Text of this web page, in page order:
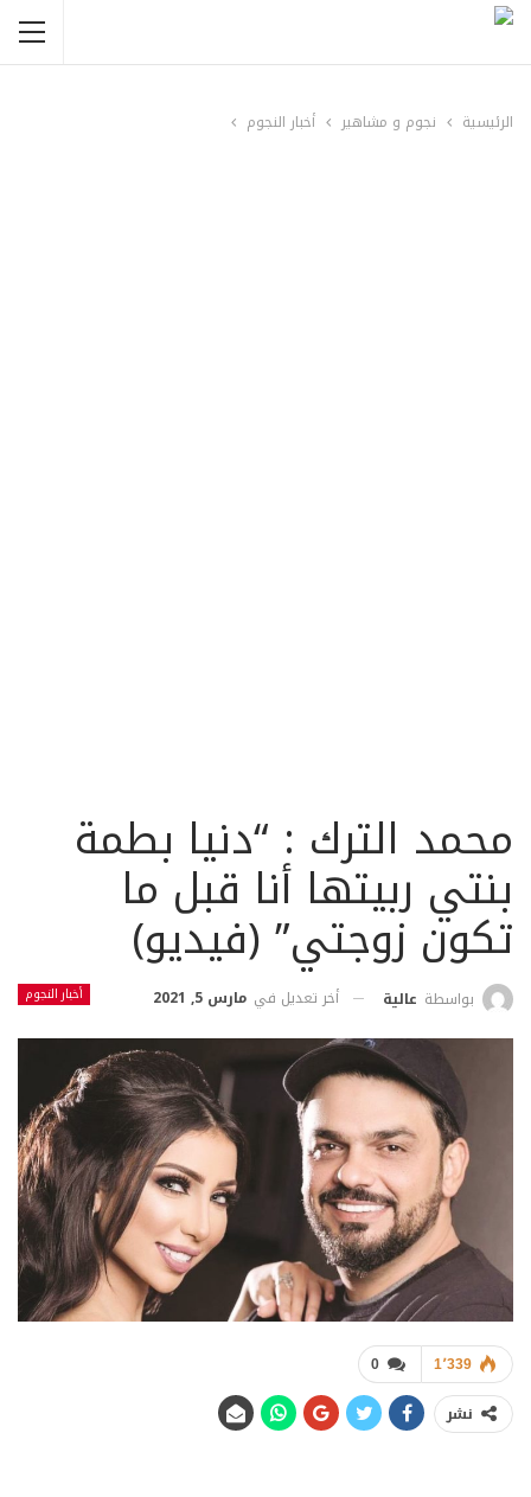
الرئيسية نجوم و مشاهير أخبار النجوم
محمد الترك : “دنيا بطمة
بنتي ربيتها أنا قبل ما
تكون زوجتي” (فيديو)
أخبار النجوم بواسطة عالية أخر تعديل في مارس 5, 2021
0 1٬339
نشر